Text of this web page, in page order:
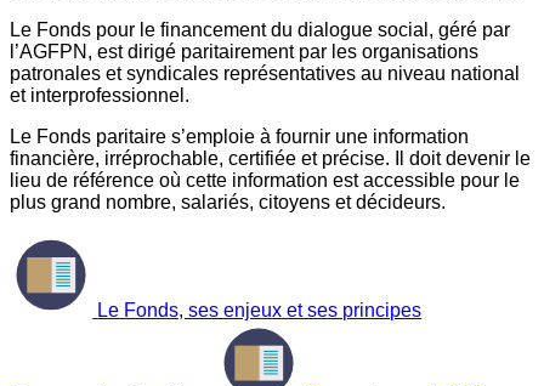
Le Fonds pour le financement du dialogue social, géré par
l’AGFPN, est dirigé paritairement par les organisations
patronales et syndicales représentatives au niveau national
et interprofessionnel.
Le Fonds paritaire s’emploie à fournir une information
financière, irréprochable, certifiée et précise. Il doit devenir le
lieu de référence où cette information est accessible pour le
plus grand nombre, salariés, citoyens et décideurs.
Le Fonds, ses enjeux et ses principes